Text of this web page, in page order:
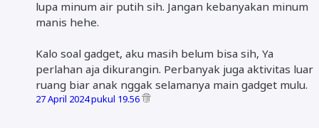
lupa minum air putih sih. Jangan kebanyakan minum
manis hehe.
Kalo soal gadget, aku masih belum bisa sih, Ya
perlahan aja dikurangin. Perbanyak juga aktivitas luar
ruang biar anak nggak selamanya main gadget mulu.
27 April 2024 pukul 19.56